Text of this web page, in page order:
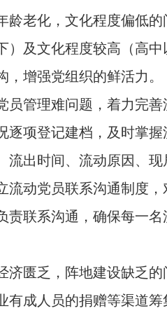
龄老化，文化程度偏低
）及文化程度较高（高
，增强党组织的鲜活力。
员管理难问题，着力完
逐项登记建档，及时掌
流出时间、流动原因、
流动党员联系沟通制度
责联系沟通，确保每一
济匮乏，阵地建设缺乏
有成人员的捐赠等渠道